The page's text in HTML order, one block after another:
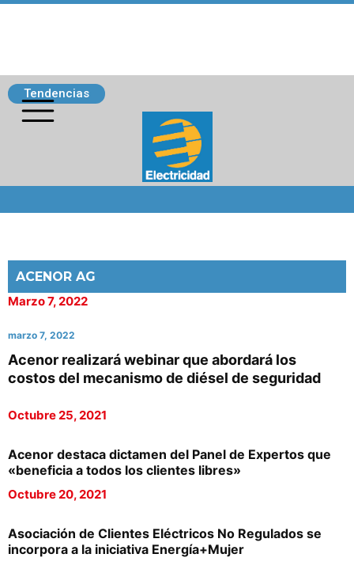
Tendencias
ACENOR AG
Marzo 7, 2022
marzo 7, 2022
Acenor realizará webinar que abordará los
costos del mecanismo de diésel de seguridad
Octubre 25, 2021
Acenor destaca dictamen del Panel de Expertos que
«beneficia a todos los clientes libres»
Octubre 20, 2021
Asociación de Clientes Eléctricos No Regulados se
incorpora a la iniciativa Energía+Mujer